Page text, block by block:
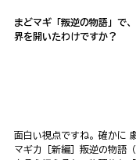
まどマギ「叛逆の物語」で
界を開いたわけですか？
面白い視点ですね。確かに
マギカ［新編］叛逆の物語